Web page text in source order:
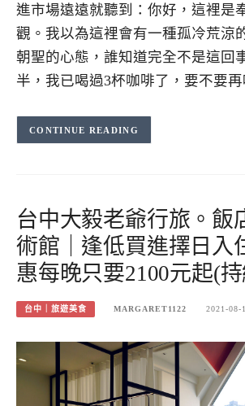
進市場遠遠就聽到：你好，這裡是
觀。我以為這裡會有一種孤冷荒涼
朝聖的心態，誰知道完全不是這回
半，我已喝過3杯咖啡了，要不要
CONTINUE READING
台中大毅老爺行旅。飯
術館｜逢低買進擇日入
惠每晚只要2100元起(
台中｜旅遊美食 MARGARET1122 2021-08-